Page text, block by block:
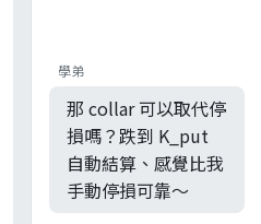
學弟
那 collar 可以取代停
損嗎？跌到 K_put
自動結算、感覺比我
手動停損可靠～